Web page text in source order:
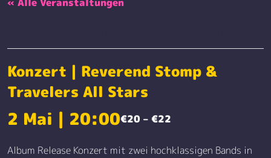
Konzert | Reverend Stomp &
Travelers All Stars
2 Mai | 20:00€20 – €22
Album Release Konzert mit zwei hochklassigen Bands in